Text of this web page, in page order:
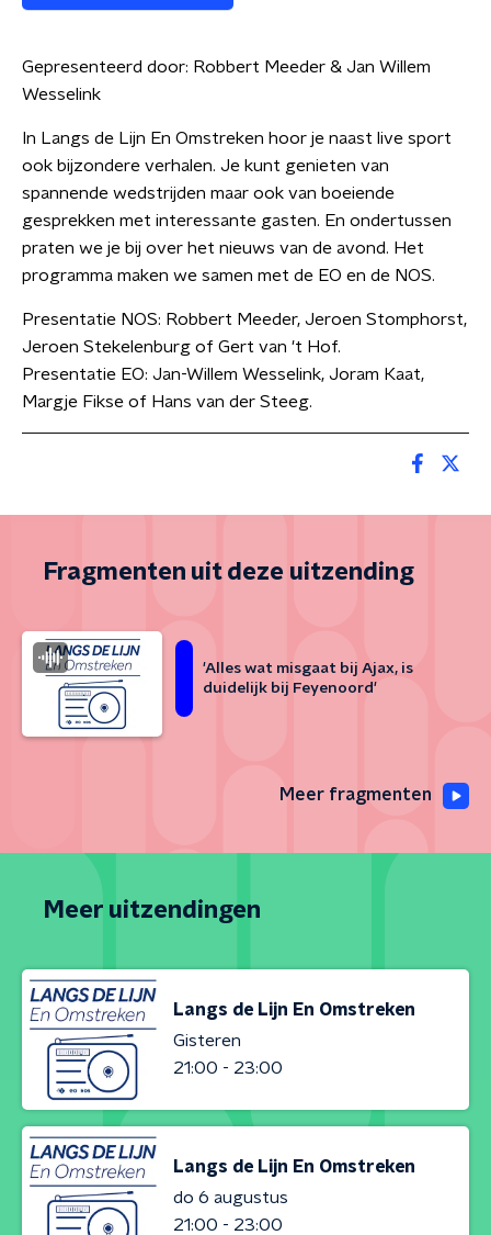
Gepresenteerd door: Robbert Meeder & Jan Willem
Wesselink
In Langs de Lijn En Omstreken hoor je naast live sport
ook bijzondere verhalen. Je kunt genieten van
spannende wedstrijden maar ook van boeiende
gesprekken met interessante gasten. En ondertussen
praten we je bij over het nieuws van de avond. Het
programma maken we samen met de EO en de NOS.
Presentatie NOS: Robbert Meeder, Jeroen Stomphorst,
Jeroen Stekelenburg of Gert van 't Hof.
Presentatie EO: Jan-Willem Wesselink, Joram Kaat,
Margje Fikse of Hans van der Steeg.
Fragmenten uit deze uitzending
'Alles wat misgaat bij Ajax, is
duidelijk bij Feyenoord'
Meer fragmenten
Meer uitzendingen
Langs de Lijn En Omstreken
Gisteren
21:00 - 23:00
Langs de Lijn En Omstreken
do 6 augustus
21:00 - 23:00